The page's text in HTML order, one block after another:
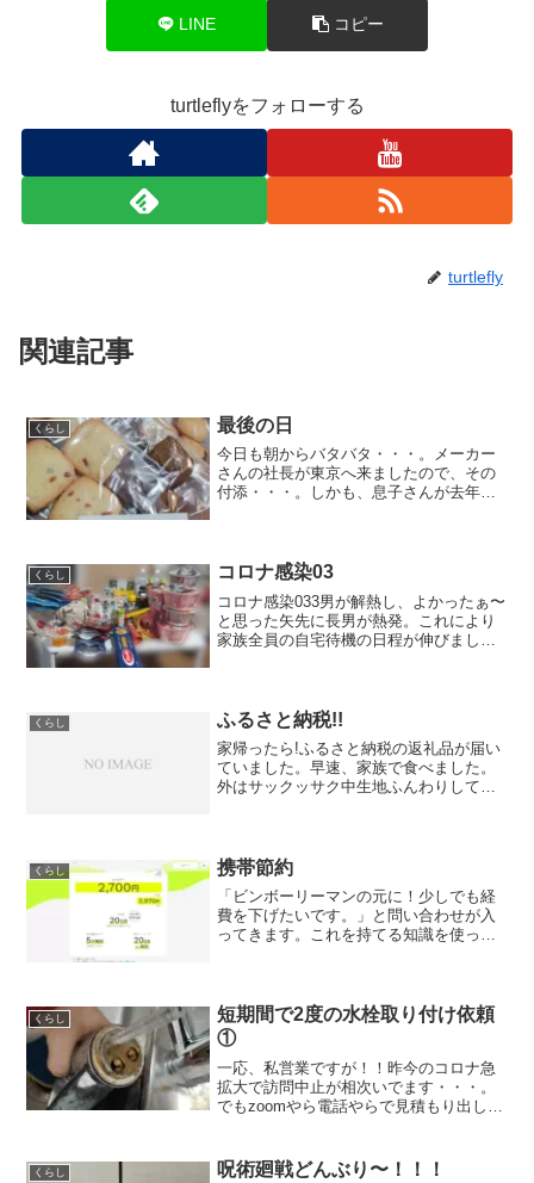
LINE コピー
turtleflyをフォローする
turtlefly
関連記事
くらし 最後の日
今日も朝からバタバタ・・・。メーカー
さんの社長が東京へ来ましたので、その
付添・・・。しかも、息子さんが去年９
車が無いと移動難しいです...
くらし コロナ感染03
コロナ感染033男が解熱し、よかったぁ〜
と思った矢先に長男が熱発。これにより
家族全員の自宅待機の日程が伸びまし
ているのでみなフラス...
くらし ふるさと納税!!
家帰ったら!ふるさと納税の返礼品が届い
ていました。早速、家族で食べました。
外はサックッサク中生地ふんわりして、
か？食べれちゃう!山形行...
くらし 携帯節約
「ビンボーリーマンの元に！少しでも経
費を下げたいです。」と問い合わせが入
ってきます。これを持てる知識を使って
用量に応じてドコモ3...
くらし
短期間で2度の水栓取り付け依頼
①
一応、私営業ですが！！昨今のコロナ急
拡大で訪問中止が相次いでます・・・。
でもzoomやら電話やらで見積もり出しや
おいてと業務命令？？ええぇ～、まぁ～
くらし 呪術廻戦どんぶり〜！！！